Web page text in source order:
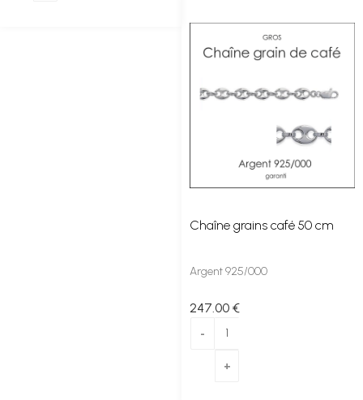
Chaîne grains café 50 cm
Argent 925/000
247 .00 €